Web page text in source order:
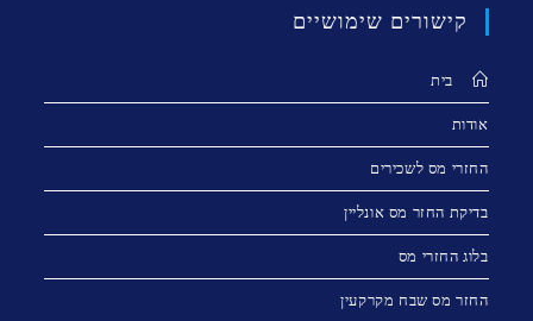
קישורים שימושיים
בית
אודות
החזרי מס לשכירים
בדיקת החזר מס אונליין
בלוג החזרי מס
החזר מס שבח מקרקעין